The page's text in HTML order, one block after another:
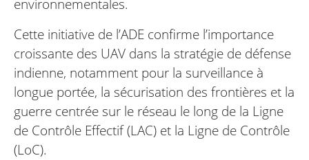
environnementales.
Cette initiative de l’ADE confirme l’importance
croissante des UAV dans la stratégie de défense
indienne, notamment pour la surveillance à
longue portée, la sécurisation des frontières et la
guerre centrée sur le réseau le long de la Ligne
de Contrôle Effectif (LAC) et la Ligne de Contrôle
(LoC).